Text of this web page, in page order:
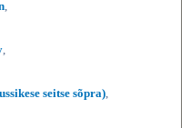
seitse sõpra)